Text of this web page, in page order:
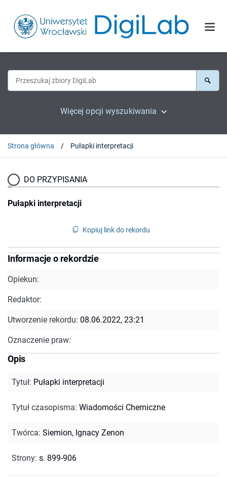
Więcej opcji wyszukiwania
Strona główna Pułapki interpretacji
DO PRZYPISANIA
Pułapki interpretacji
Kopiuj link do rekordu
Informacje o rekordzie
Opiekun:
Redaktor:
Utworzenie rekordu: 08.06.2022, 23:21
Oznaczenie praw:
Opis
Tytuł: Pułapki interpretacji
Tytuł czasopisma: Wiadomości Chemiczne
Twórca: Siemion, Ignacy Zenon
Strony: s. 899-906